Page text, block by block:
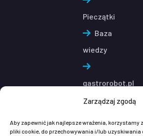
Zarządzaj zgodą
Aby zapewnić jak najlepsze wrażenia, korzystamy
pliki cookie, do przechowywania i/lub
Pieczątki
Baza
wiedzy
gastrorobot.pl
Pomoc